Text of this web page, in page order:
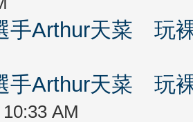
手Arthur天菜 玩
手Arthur天菜 玩
AM